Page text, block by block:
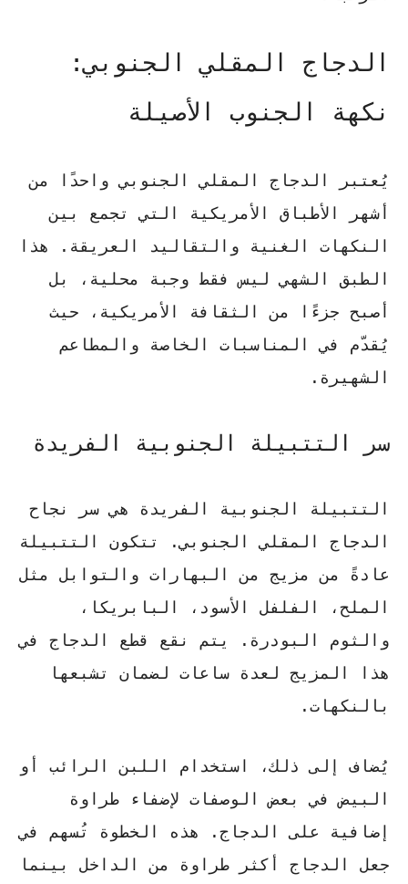
الدجاج المقلي الجنوبي:
نكهة الجنوب الأصيلة
يُعتبر الدجاج المقلي الجنوبي واحدًا من
أشهر الأطباق الأمريكية التي تجمع بين
النكهات الغنية والتقاليد العريقة. هذا
الطبق الشهي ليس فقط وجبة محلية، بل
أصبح جزءًا من الثقافة الأمريكية، حيث
يُقدّم في المناسبات الخاصة والمطاعم
الشهيرة.
سر التتبيلة الجنوبية الفريدة
التتبيلة الجنوبية الفريدة هي سر نجاح
الدجاج المقلي الجنوبي. تتكون التتبيلة
عادةً من مزيج من البهارات والتوابل مثل
الملح، الفلفل الأسود، البابريكا،
والثوم البودرة . يتم نقع قطع الدجاج في
هذا المزيج لعدة ساعات لضمان تشبعها
بالنكهات.
يُضاف إلى ذلك، استخدام اللبن الرائب أو
البيضفي بعض الوصفات لإضفاء طراوة
إضافية على الدجاج. هذه الخطوة تُسهم في
جعل الدجاج أكثر طراوة من الداخل بينما